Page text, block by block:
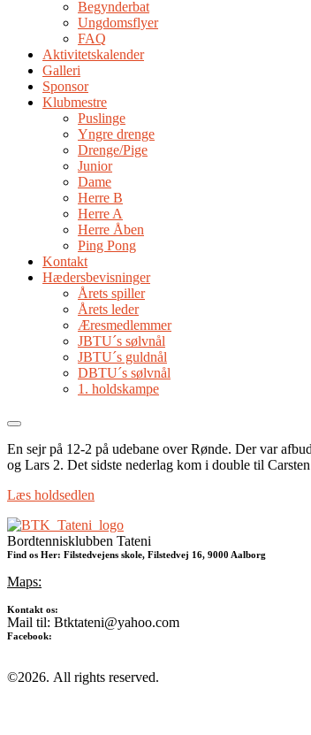
Begynderbat
Ungdomsflyer
FAQ
Aktivitetskalender
Galleri
Sponsor
Klubmestre
Puslinge
Yngre drenge
Drenge/Pige
Junior
Dame
Herre B
Herre A
Herre Åben
Ping Pong
Kontakt
Hædersbevisninger
Årets spiller
Årets leder
Æresmedlemmer
JBTU´s sølvnål
JBTU´s guldnål
DBTU´s sølvnål
1. holdskampe
En sejr på 12-2 på udebane over Rønde. Der var
og Lars 2. Det sidste nederlag kom i double til
Læs holdsedlen
Bordtennisklubben Tateni
Find os Her: Filstedvejens skole, Filstedvej 16, 9000 Aalborg
Maps:
Kontakt os:
Mail til: Btktateni@yahoo.com
Facebook:
©2026. All rights reserved.